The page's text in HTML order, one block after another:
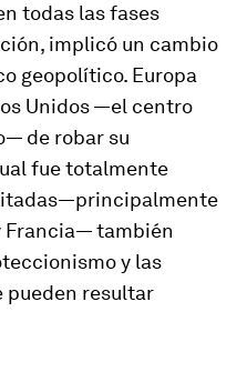
todas las fases
implicó un cambio
geopolítico. Europa
Unidos —el centro
de robar su
fue totalmente
Francia— también
y las
pueden resultar